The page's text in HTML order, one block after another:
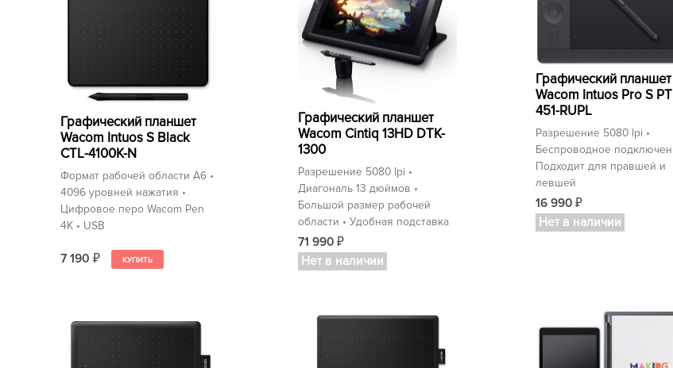
Графический планшет
Wacom Intuos S Black
CTL-4100K-N
Формат рабочей области A6 •
4096 уровней нажатия •
Цифровое перо Wacom Pen
4K • USB
7 190 ₽
Графический планшет
Wacom Cintiq 13HD DTK-
1300
Разрешение 5080 lpi •
Диагональ 13 дюймов •
Большой размер рабочей
области • Удобная подставка
71 990 ₽
Нет в наличии
Графический планшет
Wacom Intuos Pro S
451-RUPL
Разрешение 5080 lpi •
Беспроводное
Подходит для правшей и
левшей
16 990 ₽
Нет в наличии